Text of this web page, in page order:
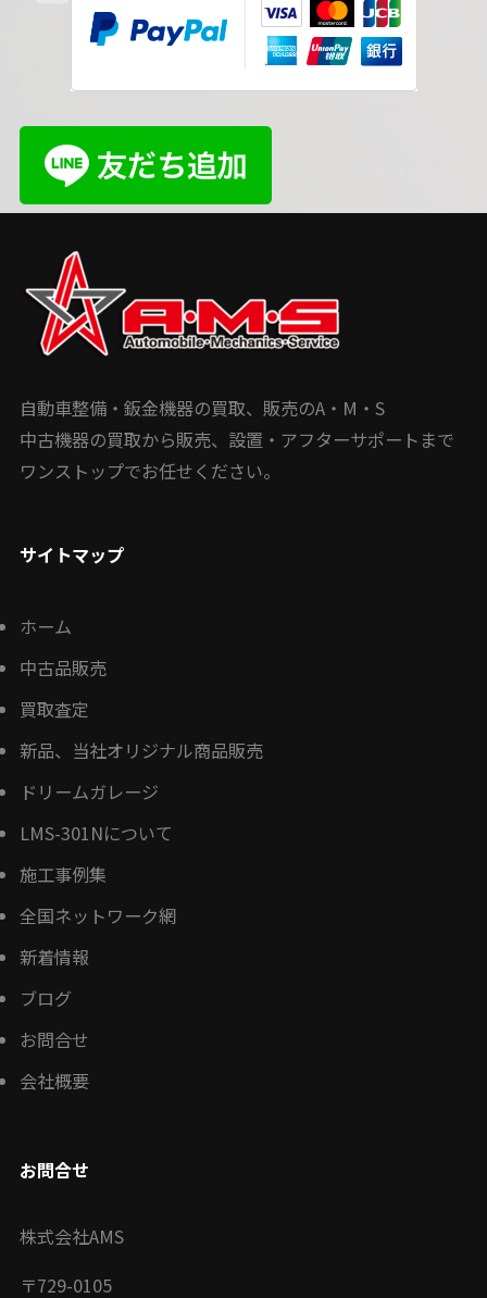
自動車整備・鈑金機器の買取、販売のA・M・S
中古機器の買取から販売、設置・アフターサポートまで
ワンストップでお任せください。
サイトマップ
ホーム
中古品販売
買取査定
新品、当社オリジナル商品販売
ドリームガレージ
LMS-301Nについて
施工事例集
全国ネットワーク網
新着情報
ブログ
お問合せ
会社概要
お問合せ
株式会社AMS
〒729-0105